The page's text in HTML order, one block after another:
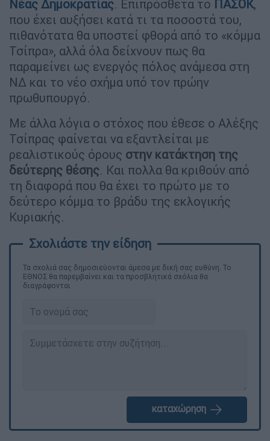
Νέας Δημοκρατίας. Επιπρόσθετα το ΠΑΣΟΚ,
που έχει αυξήσει κατά τι τα ποσοστά του,
πιθανότατα θα υποστεί φθορά από το «κόμμα
Τσίπρα», αλλά όλα δείχνουν πως θα
παραμείνει ως ενεργός πόλος ανάμεσα στη
ΝΔ και το νέο σχήμα υπό τον πρώην
πρωθυπουργό.
Με άλλα λόγια ο στόχος που έθεσε ο Αλέξης
Τσίπρας φαίνεται να εξαντλείται με
ρεαλιστικούς όρους στην κατάκτηση της
δεύτερης θέσης. Και πολλα θα κριθούν από
τη διαφορά που θα έχει το πρώτο με το
δεύτερο κόμμα το βράδυ της εκλογικής
Κυριακής.
Τα σχολιά σας δημοσιεύονται άμεσα με δική σας ευθύνη. Το
ΕΘΝΟΣ θα παρεμβαίνει και τα προσβλητικά σχόλια θα
διαγράφονται
καταχώρηση